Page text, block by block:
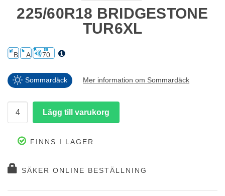
225/60R18 BRIDGESTONE
TUR6XL
B A 70
Sommardäck Mer information om Sommardäck
FINNS I LAGER
SÄKER ONLINE BESTÄLLNING